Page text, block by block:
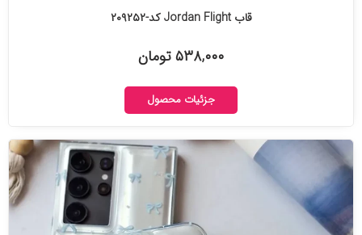
قاب Jordan Flight کد-۲۰۹۲۵۲
۵۳۸,۰۰۰ تومان
جزئیات محصول